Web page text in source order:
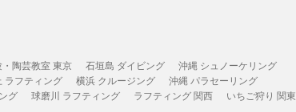
陶芸教室 東京 石垣島 ダイビング
沖縄 シュノーケリング
ラフティング 横浜 クルージング
沖縄 パラセーリング
グ 球磨川 ラフティング ラフティング 関西
いちご狩り 関東